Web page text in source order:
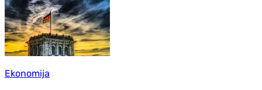
Ekonomija